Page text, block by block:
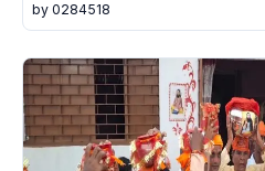
by 0284518